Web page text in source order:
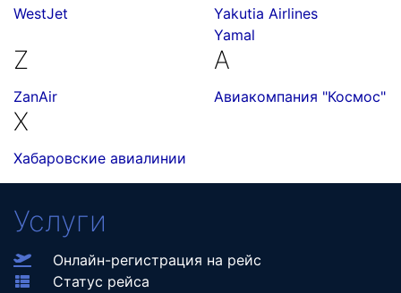
WestJet
Yakutia Airlines
Yamal
Z
ZanAir
А
Авиакомпания "Космос"
Х
Хабаровские авиалинии
Услуги
Онлайн-регистрация на рейс
Статус рейса